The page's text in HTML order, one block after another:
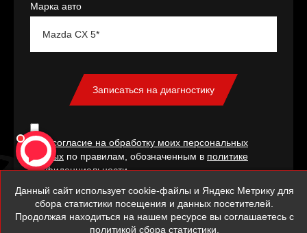
Марка авто
Записаться на диагностику
Даюсогласие на обработку моих персональных
данных по правилам, обозначенным в политике
конфиденциальности
Данный сайт использует cookie-файлы и Яндекс Метрику для
сбора статистики посещения и данных посетителей.
Продолжая находиться на нашем ресурсе вы соглашаетесь с
политикой сбора статистики.